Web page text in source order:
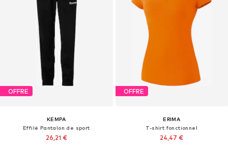
OFFRE
KEMPA
Effilé Pantalon de sport
26,21 €
OFFRE
ERIMA
T-shirt fonctionnel
24,47 €